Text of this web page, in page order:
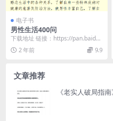
电子书
男性生活400问
下载地址 链接：https://pan.baidu.
com/s/1gg3TV2q...
2 年前 9.9
文章推荐
《老实人破局指南